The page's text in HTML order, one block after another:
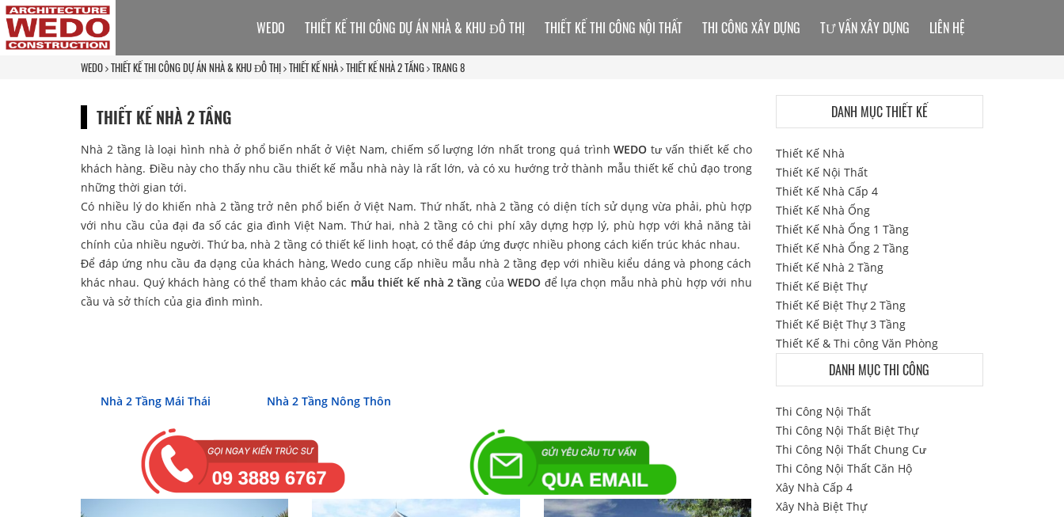
WEDO THIẾT KẾ THI CÔNG DỰ ÁN NHÀ & KHU ĐÔ THỊ THIẾT KẾ NHÀ THIẾT KẾ NHÀ 2 TẦNG TRANG 8
THIẾT KẾ NHÀ 2 TẦNG
Nhà 2 tầng là loại hình nhà ở phổ biến nhất ở Việt Nam, chiếm số lượng lớn nhất trong quá trìnhWEDO tư vấn thiết kế cho
khách hàng. Điều này cho thấy nhu cầu thiết kế mẫu nhà này là rất lớn, và có xu hướng trở thành mẫu thiết kế chủ đạo trong
những thời gian tới.
Có nhiều lý do khiến nhà 2 tầng trở nên phổ biến ở Việt Nam. Thứ nhất, nhà 2 tầng có diện tích sử dụng vừa phải, phù hợp
với nhu cầu của đại đa số các gia đình Việt Nam. Thứ hai, nhà 2 tầng có chi phí xây dựng hợp lý, phù hợp với khả năng tài
chính của nhiều người. Thứ ba, nhà 2 tầng có thiết kế linh hoạt, có thể đáp ứng được nhiều phong cách kiến trúc khác nhau.
Để đáp ứng nhu cầu đa dạng của khách hàng, Wedo cung cấp nhiều mẫu nhà 2 tầng đẹp với nhiều kiểu dáng và phong cách
khác nhau. Quý khách hàng có thể tham khảo các mẫu thiết kế nhà 2 tầng củaWEDO để lựa chọn mẫu nhà phù hợp với nhu
cầu và sở thích của gia đình mình.
Nhà 2 Tầng Mái Thái Nhà 2 Tầng Nông Thôn
WEDO THIẾT KẾ THI CÔNG DỰ ÁN NHÀ & KHU ĐÔ THỊ THIẾT KẾ THI CÔNG NỘI THẤT THI CÔNG XÂY DỰNG TƯ VẤN XÂY DỰNG LIÊN HỆ
DANH MỤC THIẾT KẾ
Thiết Kế Nhà
Thiết Kế Nội Thất
Thiết Kế Nhà Cấp 4
Thiết Kế Nhà Ống
Thiết Kế Nhà Ống 1 Tầng
Thiết Kế Nhà Ống 2 Tầng
Thiết Kế Nhà 2 Tầng
Thiết Kế Biệt Thự
Thiết Kế Biệt Thự 2 Tầng
Thiết Kế Biệt Thự 3 Tầng
Thiết Kế & Thi công Văn Phòng
DANH MỤC THI CÔNG
Thi Công Nội Thất
Thi Công Nội Thất Biệt Thự
Thi Công Nội Thất Chung Cư
Thi Công Nội Thất Căn Hộ
Xây Nhà Cấp 4
Xây Nhà Biệt Thự